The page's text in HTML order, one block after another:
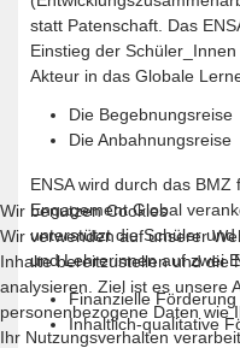
statt Patenschaft. Das
Einstieg der
Akteur in das Globale
Die Begebnungsreise
Die Anbahnungsreise
ENSA wird durch das
Engagement Global
unterstützt die Schüler
und Lehrerinnen auf zwei
Finanzielle Förderung
Inhaltlich-qualitative
Wir benutzen Cookies
Wir verwenden auf unserer
Inhalte bereitzustellen und die
analysieren. Ziel ist es unsere
personenbezogene Daten wie
Ihr Nutzungsverhalten